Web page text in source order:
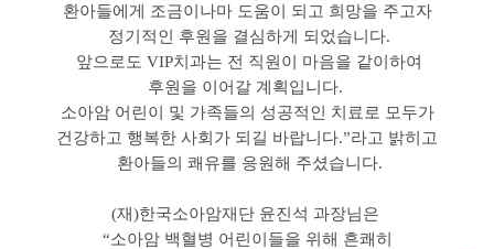
환아들에게 조금이나마 도움이 되고 희망을 주고자
정기적인 후원을 결심하게 되었습니다.
앞으로도 VIP치과는 전 직원이 마음을 같이하여
후원을 이어갈 계획입니다.
소아암 어린이 및 가족들의 성공적인 치료로 모두가
건강하고 행복한 사회가 되길 바랍니다.”라고 밝히고
환아들의 쾌유를 응원해 주셨습니다.
(재)한국소아암재단 윤진석 과장님은
“소아암 백혈병 어린이들을 위해 흔쾌히